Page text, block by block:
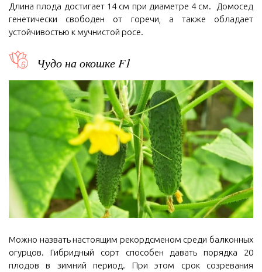
Длина плода достигает 14 см при диаметре 4 см. Домосед
генетически свободен от горечи, а также обладает
устойчивостью к мучнистой росе.
Чудо на окошке F1
Можно назвать настоящим рекордсменом среди балконных
огурцов. Гибридный сорт способен давать порядка 20
плодов в зимний период. При этом срок созревания